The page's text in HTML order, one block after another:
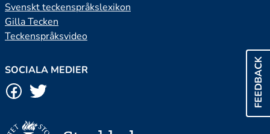
FEEDBACK
Svenskt teckenspråkslexikon
Gilla Tecken
Teckenspråksvideo
SOCIALA MEDIER